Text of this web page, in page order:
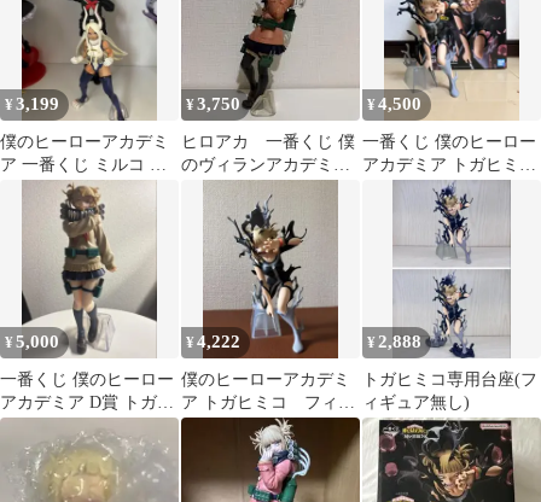
¥3,199
僕のヒーローアカデミ
ア 一番くじ ミルコ ト
ガヒミコ フィギュア 2
体セット
¥3,750
ヒロアカ 一番くじ 僕
のヴィランアカデミア
¥4,500
一番くじ 僕のヒーロー
アカデミア トガヒミコ
フィギュア
¥5,000
一番くじ 僕のヒーロー
アカデミア D賞 トガヒ
ミコ MASTERLISE
¥4,222
僕のヒーローアカデミ
ア トガヒミコ フィギ
ュア
¥ 2,888
トガヒミコ専用台座(フ
ィギュア無し)